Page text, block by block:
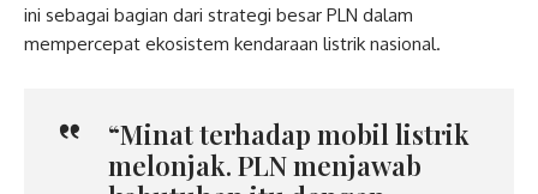
ini sebagai bagian dari strategi besar PLN dalam
mempercepat ekosistem kendaraan listrik nasional.
“Minat terhadap mobil listrik
melonjak. PLN menjawab